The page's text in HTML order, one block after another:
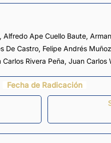
, Alfredo Ape Cuello Baute,
De Castro, Felipe Andrés
Carlos Rivera Peña, Juan Carlos
Fecha de Radicación